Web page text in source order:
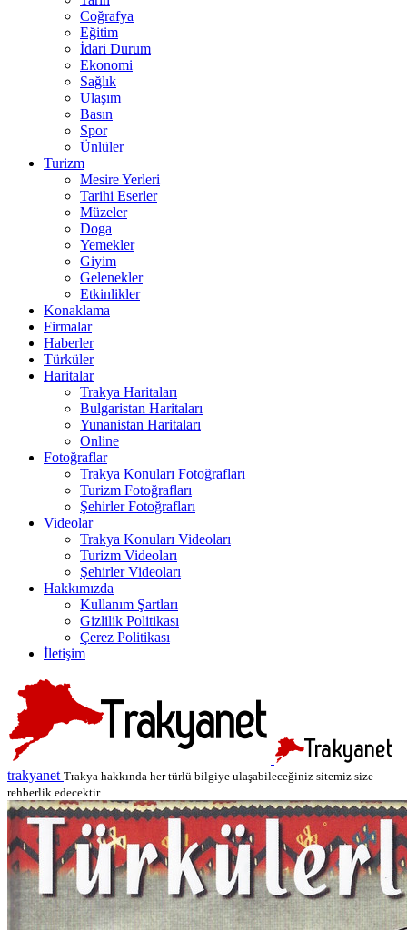
Coğrafya
Eğitim
İdari Durum
Ekonomi
Sağlık
Ulaşım
Basın
Spor
Ünlüler
Turizm
Mesire Yerleri
Tarihi Eserler
Müzeler
Doga
Yemekler
Giyim
Gelenekler
Etkinlikler
Konaklama
Firmalar
Haberler
Türküler
Haritalar
Trakya Haritaları
Bulgaristan Haritaları
Yunanistan Haritaları
Online
Fotoğraflar
Trakya Konuları Fotoğrafları
Turizm Fotoğrafları
Şehirler Fotoğrafları
Videolar
Trakya Konuları Videoları
Turizm Videoları
Şehirler Videoları
Hakkımızda
Kullanım Şartları
Gizlilik Politikası
Çerez Politikası
İletişim
trakyanet Trakya hakkında her türlü bilgiye ulaşabileceğiniz sitemiz size
rehberlik edecektir.